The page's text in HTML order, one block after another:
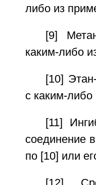
либо из
[9]
каким-либо
[10]
с каким-
[11]
соединение
по [10] или